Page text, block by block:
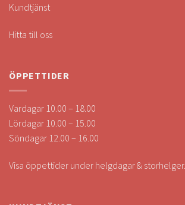
Kundtjänst
Hitta till oss
ÖPPETTIDER
Vardagar 10.00 – 18.00
Lördagar 10.00 – 15.00
Söndagar 12.00 – 16.00
Visa öppettider under helgdagar & storhelger.